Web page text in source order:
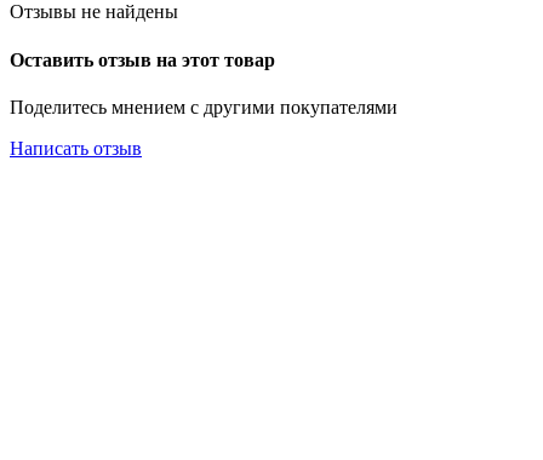
Отзывы не найдены
Оставить отзыв на этот товар
Поделитесь мнением с другими покупателями
Написать отзыв